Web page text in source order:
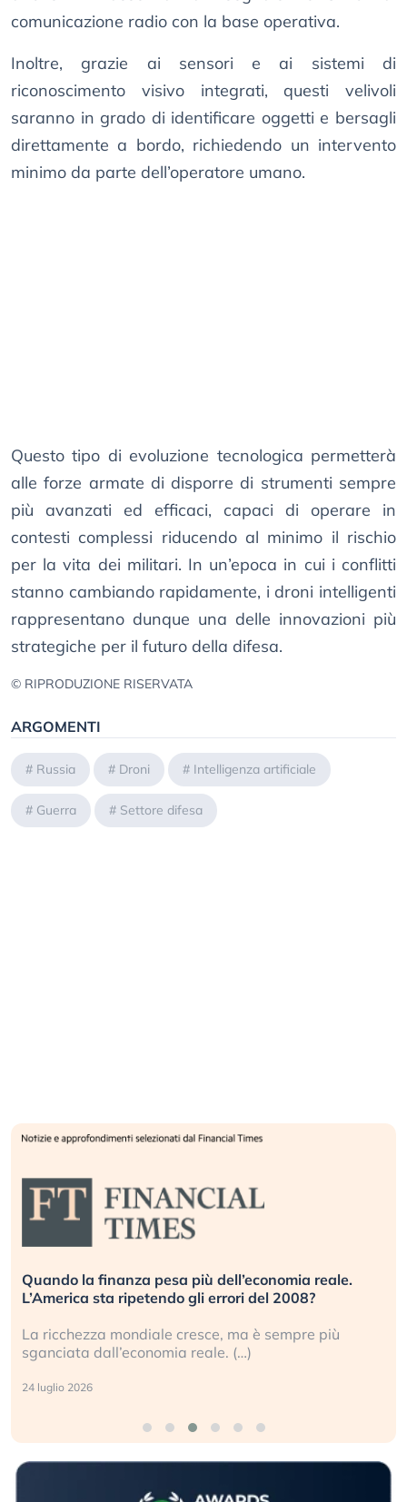
comunicazione radio con la base operativa.
Inoltre, grazie ai sensori e ai sistemi di
riconoscimento visivo integrati, questi velivoli
saranno in grado di identificare oggetti e bersagli
direttamente a bordo, richiedendo un intervento
minimo da parte dell’operatore umano.
Questo tipo di evoluzione tecnologica permetterà
alle forze armate di disporre di strumenti sempre
più avanzati ed efficaci, capaci di operare in
contesti complessi riducendo al minimo il rischio
per la vita dei militari. In un’epoca in cui i conflitti
stanno cambiando rapidamente, i droni intelligenti
rappresentano dunque una delle innovazioni più
strategiche per il futuro della difesa.
© RIPRODUZIONE RISERVATA
ARGOMENTI
# Russia # Droni # Intelligenza artificiale
# Guerra # Settore difesa
Quando la finanza pesa più dell’economia reale.
L’America sta ripetendo gli errori del 2008?
La ricchezza mondiale cresce, ma è sempre più
sganciata dall’economia reale. (…)
24 luglio 2026